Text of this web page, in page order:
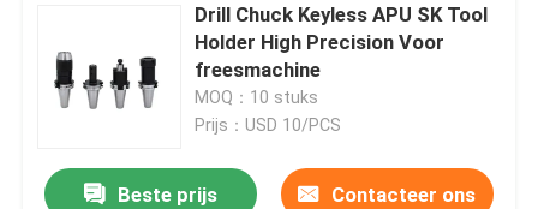
Drill Chuck Keyless APU SK Tool
Holder High Precision Voor
freesmachine
MOQ：10 stuks
Prijs：USD 10/PCS
Beste prijs Contacteer ons